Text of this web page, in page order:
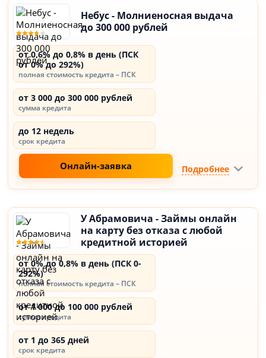
Небус - Молниеносная выдача
до 300 000 рублей
от 0,6% до 0,8% в день (ПСК
от 0% до 292%)
полная стоимость кредита – ПСК
от 3 000 до 300 000 рублей
сумма кредита
до 12 недель
срок кредита
Онлайн-заявка Подробнее
У Абрамовича - Займы онлайн
на карту без отказа с любой
кредитной историей
от 0% до 0,8% в день (ПСК 0-
292%)
полная стоимость кредита – ПСК
от 1 000 до 100 000 рублей
сумма кредита
от 1 до 365 дней
срок кредита